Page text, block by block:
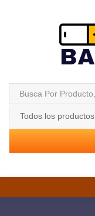
Todos los productos